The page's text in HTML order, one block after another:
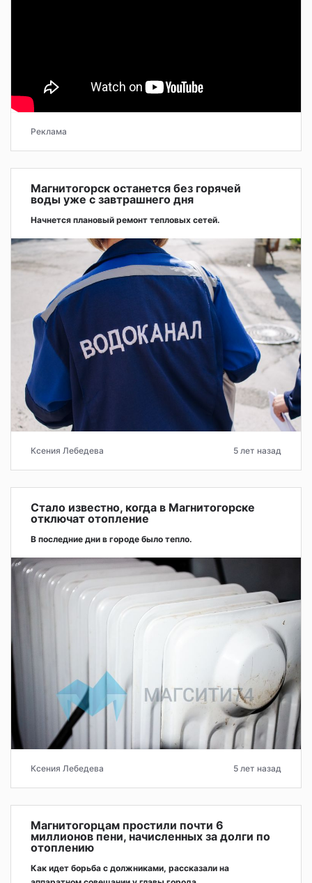
Реклама
Магнитогорск останется без горячей
воды уже с завтрашнего дня
Начнется плановый ремонт тепловых сетей.
Ксения Лебедева 5 лет назад
Стало известно, когда в Магнитогорске
отключат отопление
В последние дни в городе было тепло.
Ксения Лебедева 5 лет назад
Магнитогорцам простили почти 6
миллионов пени, начисленных за долги по
отоплению
Как идет борьба с должниками, рассказали на